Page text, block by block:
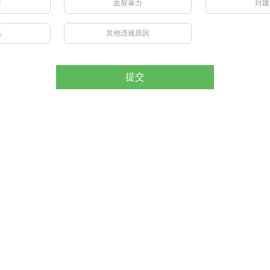
血腥暴力 封
其他违规原因
提交